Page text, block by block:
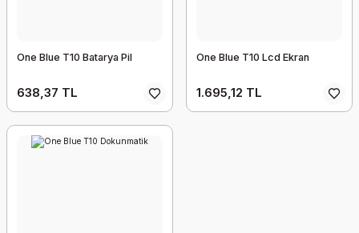
One Blue T10 Batarya Pil
638,37 TL
One Blue T10 Lcd Ekran
1.695,12 TL